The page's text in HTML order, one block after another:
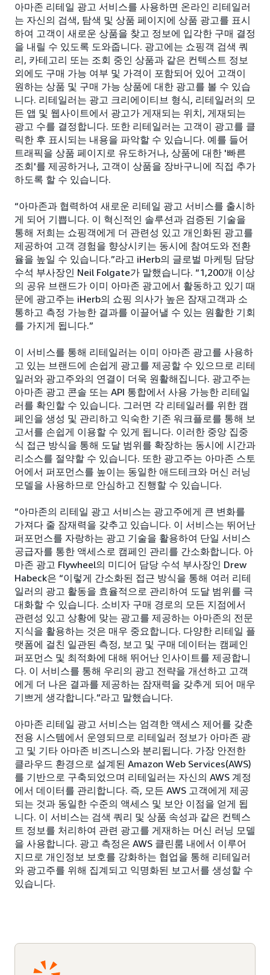
아마존 리테일 광고 서비스를 사용하면 온라인 리테일러
는 자신의 검색, 탐색 및 상품 페이지에 상품 광고를 표시
하여 고객이 새로운 상품을 찾고 정보에 입각한 구매 결정
을 내릴 수 있도록 도와줍니다. 광고에는 쇼핑객 검색 쿼
리, 카테고리 또는 조회 중인 상품과 같은 컨텍스트 정보
외에도 구매 가능 여부 및 가격이 포함되어 있어 고객이
원하는 상품 및 구매 가능 상품에 대한 광고를 볼 수 있습
니다. 리테일러는 광고 크리에이티브 형식, 리테일러의 모
든 앱 및 웹사이트에서 광고가 게재되는 위치, 게재되는
광고 수를 결정합니다. 또한 리테일러는 고객이 광고를 클
릭한 후 표시되는 내용을 파악할 수 있습니다. 예를 들어
트래픽을 상품 페이지로 유도하거나, 상품에 대한 '빠른
조회'를 제공하거나, 고객이 상품을 장바구니에 직접 추가
하도록 할 수 있습니다.
“아마존과 협력하여 새로운 리테일 광고 서비스를 출시하
게 되어 기쁩니다. 이 혁신적인 솔루션과 검증된 기술을
통해 저희는 쇼핑객에게 더 관련성 있고 개인화된 광고를
제공하여 고객 경험을 향상시키는 동시에 참여도와 전환
율을 높일 수 있습니다.”라고 iHerb의 글로벌 마케팅 담당
수석 부사장인 Neil Folgate가 말했습니다. “1,200개 이상
의 공유 브랜드가 이미 아마존 광고에서 활동하고 있기 때
문에 광고주는 iHerb의 쇼핑 의사가 높은 잠재고객과 소
통하고 측정 가능한 결과를 이끌어낼 수 있는 원활한 기회
를 가지게 됩니다.”
이 서비스를 통해 리테일러는 이미 아마존 광고를 사용하
고 있는 브랜드에 손쉽게 광고를 제공할 수 있으므로 리테
일러와 광고주와의 연결이 더욱 원활해집니다. 광고주는
아마존 광고 콘솔 또는 API 통합에서 사용 가능한 리테일
러를 확인할 수 있습니다. 그러면 각 리테일러를 위한 캠
페인을 생성 및 관리하고 익숙한 기존 워크플로를 통해 보
고서를 손쉽게 이용할 수 있게 됩니다. 이러한 중앙 집중
식 접근 방식을 통해 도달 범위를 확장하는 동시에 시간과
리소스를 절약할 수 있습니다. 또한 광고주는 아마존 스토
어에서 퍼포먼스를 높이는 동일한 애드테크와 머신 러닝
모델을 사용하므로 안심하고 진행할 수 있습니다.
“아마존의 리테일 광고 서비스는 광고주에게 큰 변화를
가져다 줄 잠재력을 갖추고 있습니다. 이 서비스는 뛰어난
퍼포먼스를 자랑하는 광고 기술을 활용하여 단일 서비스
공급자를 통한 액세스로 캠페인 관리를 간소화합니다. 아
마존 광고 Flywheel의 미디어 담당 수석 부사장인 Drew
Habeck은 “이렇게 간소화된 접근 방식을 통해 여러 리테
일러의 광고 활동을 효율적으로 관리하여 도달 범위를 극
대화할 수 있습니다. 소비자 구매 경로의 모든 지점에서
관련성 있고 상황에 맞는 광고를 제공하는 아마존의 전문
지식을 활용하는 것은 매우 중요합니다. 다양한 리테일 플
랫폼에 걸친 일관된 측정, 보고 및 구매 데이터는 캠페인
퍼포먼스 및 최적화에 대해 뛰어난 인사이트를 제공합니
다. 이 서비스를 통해 우리의 광고 전략을 개선하고 고객
에게 더 나은 결과를 제공하는 잠재력을 갖추게 되어 매우
기쁘게 생각합니다.”라고 말했습니다.
아마존 리테일 광고 서비스는 엄격한 액세스 제어를 갖춘
전용 시스템에서 운영되므로 리테일러 정보가 아마존 광
고 및 기타 아마존 비즈니스와 분리됩니다. 가장 안전한
클라우드 환경으로 설계된 Amazon Web Services(AWS)
를 기반으로 구축되었으며 리테일러는 자신의 AWS 계정
에서 데이터를 관리합니다. 즉, 모든 AWS 고객에게 제공
되는 것과 동일한 수준의 액세스 및 보안 이점을 얻게 됩
니다. 이 서비스는 검색 쿼리 및 상품 속성과 같은 컨텍스
트 정보를 처리하여 관련 광고를 게재하는 머신 러닝 모델
을 사용합니다. 광고 측정은 AWS 클린룸 내에서 이루어
지므로 개인정보 보호를 강화하는 협업을 통해 리테일러
와 광고주를 위해 집계되고 익명화된 보고서를 생성할 수
있습니다.